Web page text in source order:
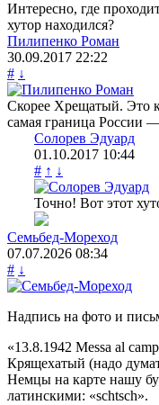
Интересно, где
хутор находился?
Пилипенко Роман
30.09.2017 22:22
# ↓
Cкорее Хрещатый. Это
самая граница России
Солорев Эдуард
01.10.2017 10:44
# ↑ ↓
Точно! Вот этот
Семьбед-Мореход
07.07.2026 08:34
# ↓
Надпись на фото и
«13.8.1942 Messa al
Крящехатый (надо
Немцы на карте нашу
латинскими: «schtsch».